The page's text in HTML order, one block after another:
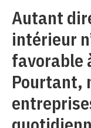
Autant
intérieur
favorable
Pourtant,